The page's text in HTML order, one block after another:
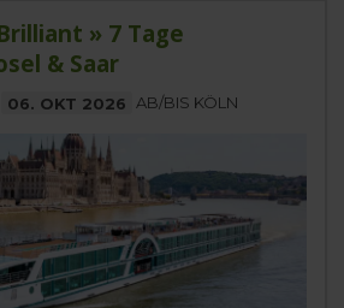
» 7 Tage
& Saar
06. OKT 2026 AB/BIS KÖLN